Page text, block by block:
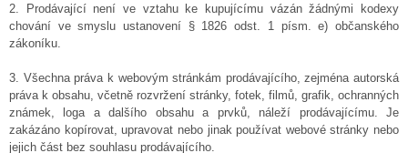
2.
Prodávající není ve vztahu ke kupujícímu vázán žádnými kodexy
chování ve smyslu ustanovení § 1826 odst. 1 písm. e) občanského
zákoníku.
3. Všechna práva k webovým stránkám prodávajícího, zejména autorská
práva k obsahu, včetně rozvržení stránky, fotek, filmů, grafik, ochranných
známek, loga a dalšího obsahu a prvků, náleží prodávajícímu. Je
zakázáno kopírovat, upravovat nebo jinak používat webové stránky nebo
jejich část bez souhlasu prodávajícího.